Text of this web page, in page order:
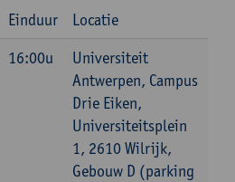
Einduur
Locatie
16:00u
Universiteit
Antwerpen, Campus
Drie Eiken,
Universiteitsplein
1, 2610 Wilrijk,
Gebouw D (parking